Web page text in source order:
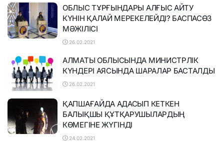
ОБЛЫС ТҰРҒЫНДАРЫ АЛҒЫС АЙТУ
КҮНІН ҚАЛАЙ МЕРЕКЕЛЕЙДІ? БАСПАСӨЗ
МӘЖІЛІСІ
26.02.2021
АЛМАТЫ ОБЛЫСЫНДА МИНИСТРЛІК
КҮНДЕРІ АЯСЫНДА ШАРАЛАР БАСТАЛДЫ
26.02.2021
ҚАПШАҒАЙДА АДАСЫП КЕТКЕН
БАЛЫҚШЫ ҚҰТҚАРУШЫЛАРДЫҢ
КӨМЕГІНЕ ЖҮГІНДІ
24.02.2021